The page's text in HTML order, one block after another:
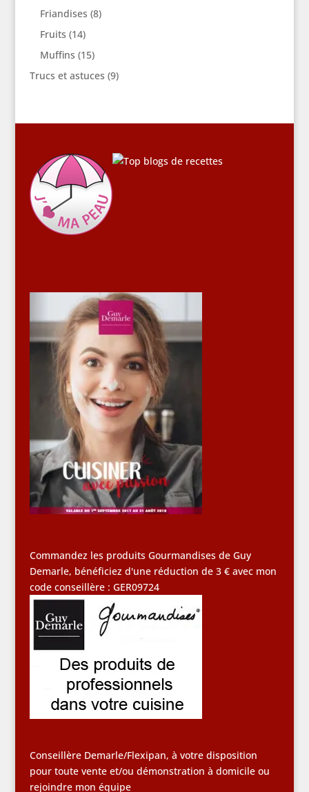
Friandises (8)
Fruits (14)
Muffins (15)
Trucs et astuces (9)
Commandez les produits Gourmandises de Guy
Demarle, bénéficiez d'une réduction de 3 € avec mon
code conseillère : GER09724
Conseillère Demarle/Flexipan, à votre disposition
pour toute vente et/ou démonstration à domicile ou
rejoindre mon équipe